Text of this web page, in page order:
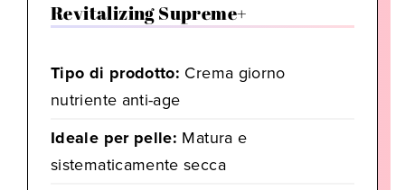
Revitalizing Supreme+
Tipo di prodotto: Crema giorno
nutriente anti-age
Ideale per pelle: Matura e
sistematicamente secca